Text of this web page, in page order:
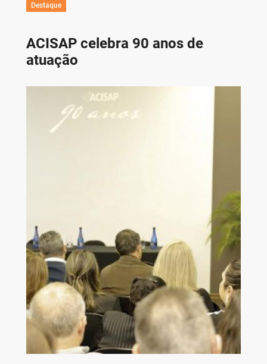
Destaque
ACISAP celebra 90 anos de
atuação